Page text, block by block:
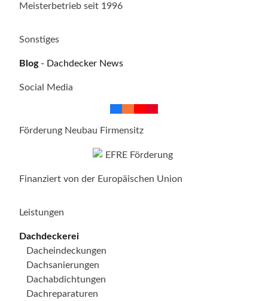
Meisterbetrieb seit 1996
Sonstiges
Blog- Dachdecker News
Social Media
Förderung Neubau Firmensitz
Finanziert von der Europäischen Union
Leistungen
Dachdeckerei
Dacheindeckungen
Dachsanierungen
Dachabdichtungen
Dachreparaturen